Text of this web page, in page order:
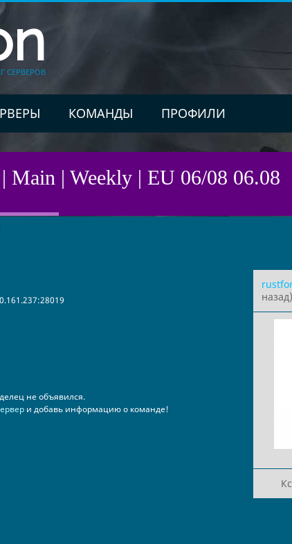
СЕРВЕРОВ
КОМАНДЫ ПРОФИЛИ
Main | Weekly | EU 06/08 06.08
назад)
не объявился.
и добавь информацию о команде!